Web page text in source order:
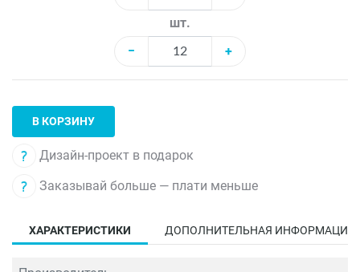
шт.
−
+
В КОРЗИНУ
Дизайн-проект в подарок
Заказывай больше — плати меньше
ХАРАКТЕРИСТИКИ ДОПОЛНИТЕЛЬНАЯ ИНФОРМАЦИЯ